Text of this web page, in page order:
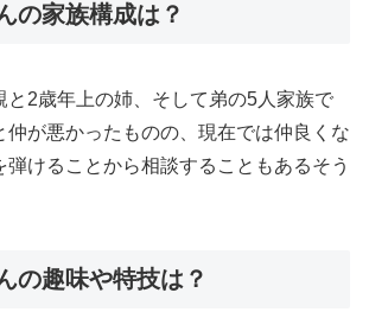
の家族構成は？
と2歳年上の姉、そして弟の5人家族で
仲が悪かったものの、現在では仲良くな
弾けることから相談することもあるそう
の趣味や特技は？